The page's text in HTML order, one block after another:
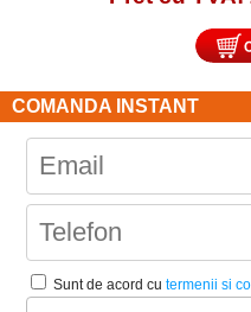
COMANDA INSTANT
Sunt de acord cutermenii si